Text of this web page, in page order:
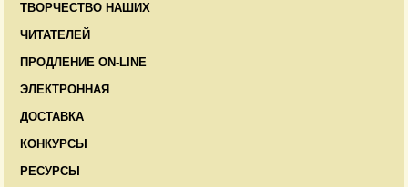
ТВОРЧЕСТВО НАШИХ
ЧИТАТЕЛЕЙ
ПРОДЛЕНИЕ ON-LINE
ЭЛЕКТРОННАЯ
ДОСТАВКА
КОНКУРСЫ
РЕСУРСЫ